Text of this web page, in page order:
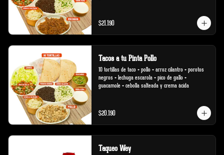
$21.190
Tacos a tu Pinta Pollo
10 tortillas de taco + pollo + arroz cilantro + porotos
negros + lechuga escarola + pico de gallo +
guacamole + cebolla salteada y crema ácida
$20.190
Taqueo Wey